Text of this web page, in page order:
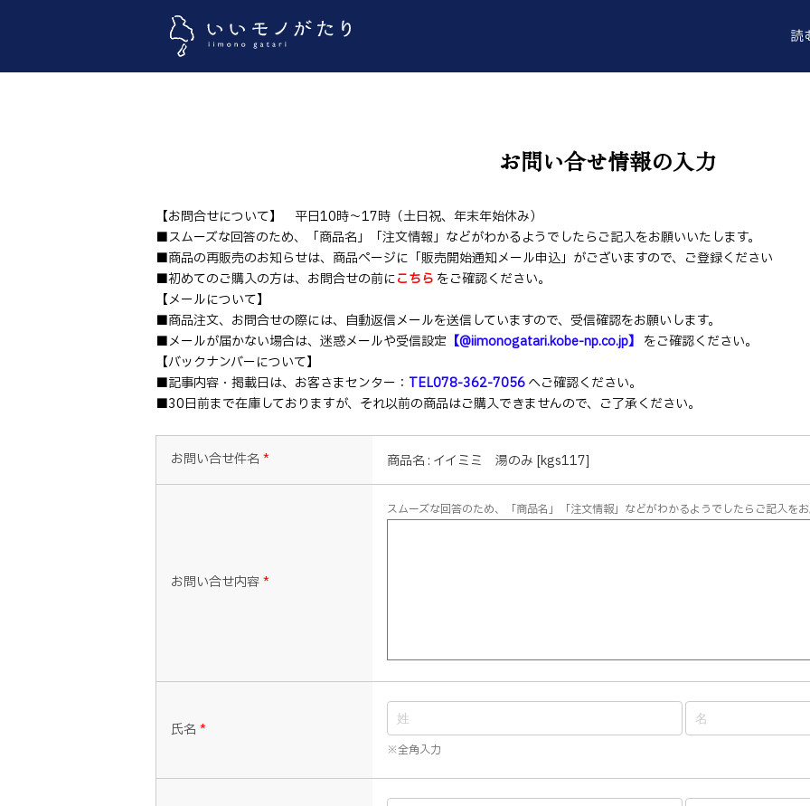
読
お問い合せ情報の入力
【お問合せについて】 平日10時～17時（土日祝、年末年始休み）
■スムーズな回答のため、「商品名」「注文情報」などがわかるようでしたらご記入をお願いいたします。
■商品の再販売のお知らせは、商品ページに「販売開始通知メール申込」がございますので、ご登録ください
■初めてのご購入の方は、お問合せの前にこちら をご確認ください。
【メールについて】
■商品注文、お問合せの際には、自動返信メールを送信していますので、受信確認をお願いします。
■メールが届かない場合は、迷惑メールや受信設定 【@iimonogatari.kobe-np.co.jp】
をご確認ください。
【バックナンバーについて】
■記事内容・掲載日は、お客さまセンター： TEL078-362-7056へご確認ください。
■30日前まで在庫しておりますが、それ以前の商品はご購入できませんので、ご了承ください。
お問い合せ件名 * 商品名 : イイミミ 湯のみ [kgs117]
お問い合せ内容*
スムーズな回答のため、「商品名」「注文情報」などがわかるようでしたらご記入をお
氏名 *
※全角入力